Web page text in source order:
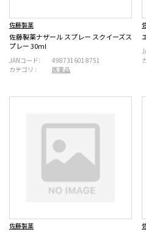
佐藤製薬
佐藤製薬ナザール スプレー スクイーズス
プレー 30ml
JANコード:
4987316018751
カテゴリ :
医薬品
佐藤製薬